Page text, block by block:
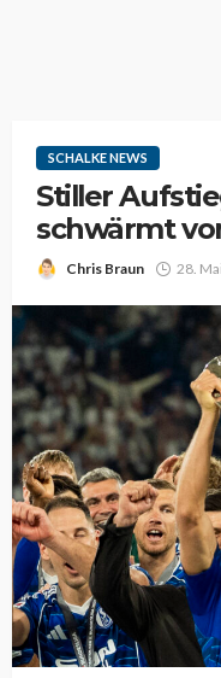
SCHALKE NEWS
Stiller
schwärmt
Chris Braun 28.